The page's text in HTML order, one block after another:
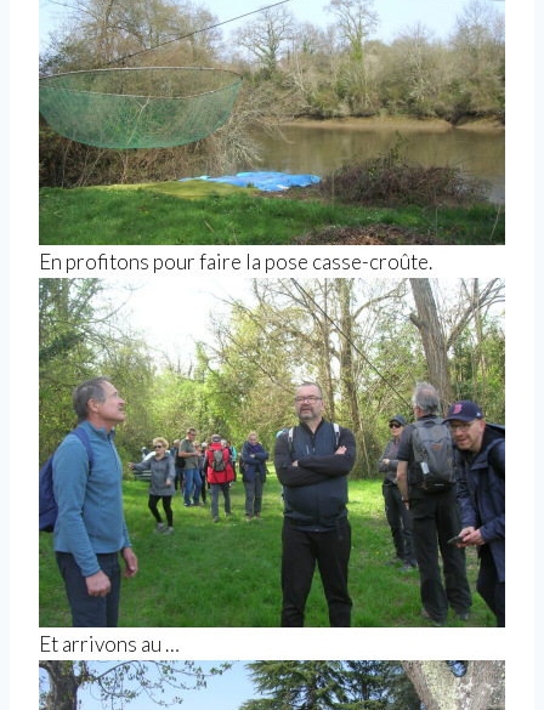
En profitons pour faire la pose casse-croûte.
Et arrivons au …